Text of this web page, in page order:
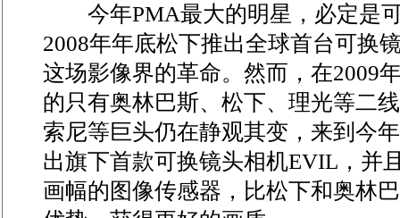
今年PMA最大的明星，必定是
2008年年底松下推出全球首台可换
这场影像界的革命。然而，在2009
的只有奥林巴斯、松下、理光等二
索尼等巨头仍在静观其变，来到今
出旗下首款可换镜头相机EVIL，并
画幅的图像传感器，比松下和奥林